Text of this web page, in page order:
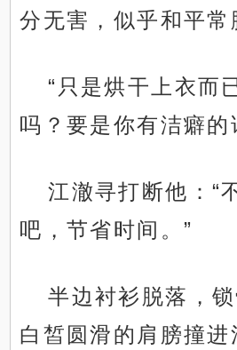
分无害，似乎和平常
“只是烘干上衣而
吗？要是你有洁癖
江澈寻打断他：“
吧，节省时间。”
半边衬衫脱落，锁
白皙圆滑的肩膀撞进